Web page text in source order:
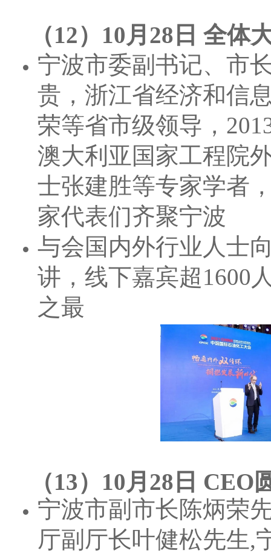
（12）10月28日 全
宁波市委副书记、市
贵，浙江省经济和信
荣等省市级领导，
澳大利亚国家工程院
士张建胜等专家学者
家代表们齐聚宁波
与会国内外行业人士
讲，线下嘉宾超1600
之最
（13）10月28日 CEO
宁波市副市长陈炳荣
厅副厅长叶健松先生,